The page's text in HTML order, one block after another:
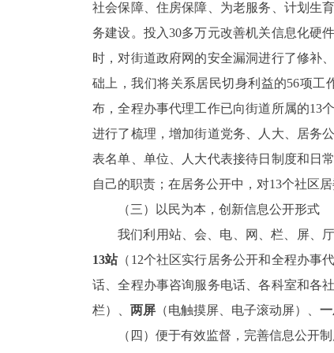
社会保障、住房保障、为老服务、计划生
务建设。投入30多万元改善机关信息化硬
时，对街道政府网的安全漏洞进行了修补
础上，我们将关系居民切身利益的56项
布，全程办事代理工作已向街道所属的13
进行了梳理，增加街道党务、人大、居务
表名单、单位、人大代表接待日制度和日
自己的职责；在居务公开中，对13个社区
（三）以民为本，创新信息公开形式
我们利用站、会、电、网、栏、屏、
13站（12个社区实行居务公开和全程办事
话、全程办事咨询服务电话、各科室和各
栏）、 两屏 （电触摸屏、电子滚动屏）、
（四）便于有效监督，完善信息公开